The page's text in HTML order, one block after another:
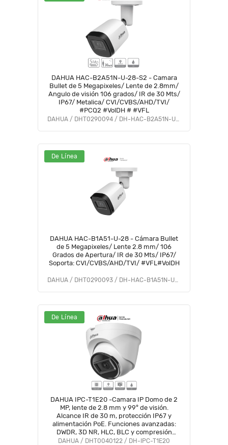
DAHUA HAC-B2A51N-U-28-S2 - Camara
Bullet de 5 Megapixeles/ Lente de 2.8mm/
Angulo de visión 106 grados/ IR de 30 Mts/
IP67/ Metalica/ CVI/CVBS/AHD/TVI/
#PCQ2 #VolDH # #VFL
DAHUA / DHT0290094 / DH-HAC-B2A51N-U-0280B-S2
De Línea
DAHUA HAC-B1A51-U-28 - Cámara Bullet
de 5 Megapixeles/ Lente 2.8 mm/ 106
Grados de Apertura/ IR de 30 Mts/ IP67/
Soporta: CVI/CVBS/AHD/TVI/ #VFL#VolDH
DAHUA / DHT0290093 / DH-HAC-B1A51N-U-0280B
De Línea
DAHUA IPC-T1E20 -Camara IP Domo de 2
MP, lente de 2.8 mm y 99° de visión.
Alcance IR de 30 m, protección IP67 y
alimentación PoE. Funciones avanzadas:
DWDR, 3D NR, HLC, BLC y compresión
H.265+ Ideal para videovigilancia
DAHUA / DHT0040122 / DH-IPC-T1E20